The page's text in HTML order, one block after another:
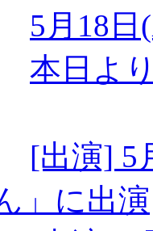
5月18
本日よ
[出演] 5
」に出演